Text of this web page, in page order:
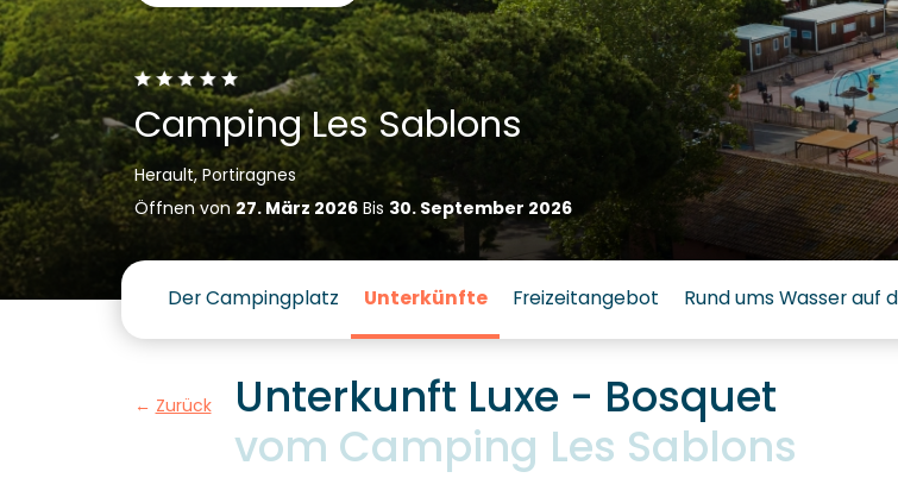
Camping Les Sablons
Herault, Portiragnes
Öffnen von 27. März 2026Bis 30. September 2026
Der Campingplatz Unterkünfte Freizeitangebot Rund ums Wasser auf
Zurück
Unterkunft Luxe - Bosquet
vom Camping Les Sablons